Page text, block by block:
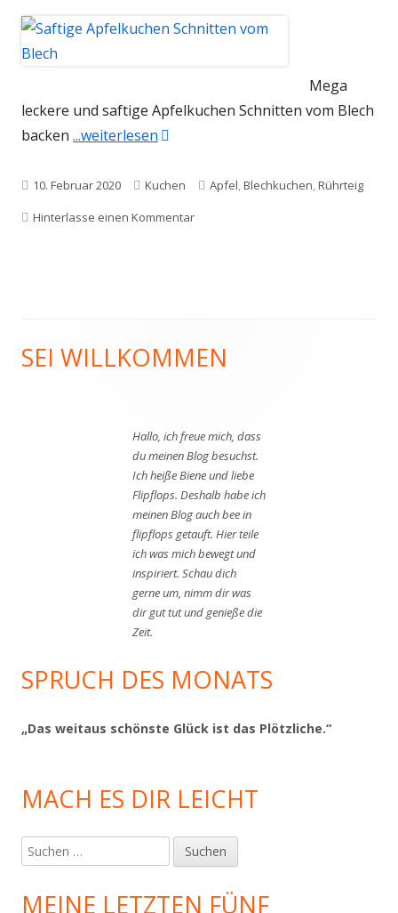
Mega
leckere und saftige Apfelkuchen Schnitten vom Blech
backen ...weiterlesen "Saftige Apfelkuchen Schnitten
Veröffentlicht
am
10. Februar 2020 Kategorien
Kuchen Schlagwörter
Apfel,Blechkuchen,Rührteig
Hinterlasse einen Kommentarzu Saftige Apfelkuchen Schnitten
Haupt-
SEI WILLKOMMEN
Hallo, ich freue mich, dass
du meinen Blog besuchst.
Ich heiße Biene und liebe
Flipflops. Deshalb habe ich
meinen Blog auch bee in
flipflops getauft. Hier teile
ich was mich bewegt und
inspiriert. Schau dich
gerne um, nimm dir was
dir gut tut und genieße die
Zeit.
SPRUCH DES MONATS
„Das weitaus schönste Glück ist das Plötzliche.“
MACH ES DIR LEICHT
Suchen
nach:
MEINE LETZTEN FÜNF